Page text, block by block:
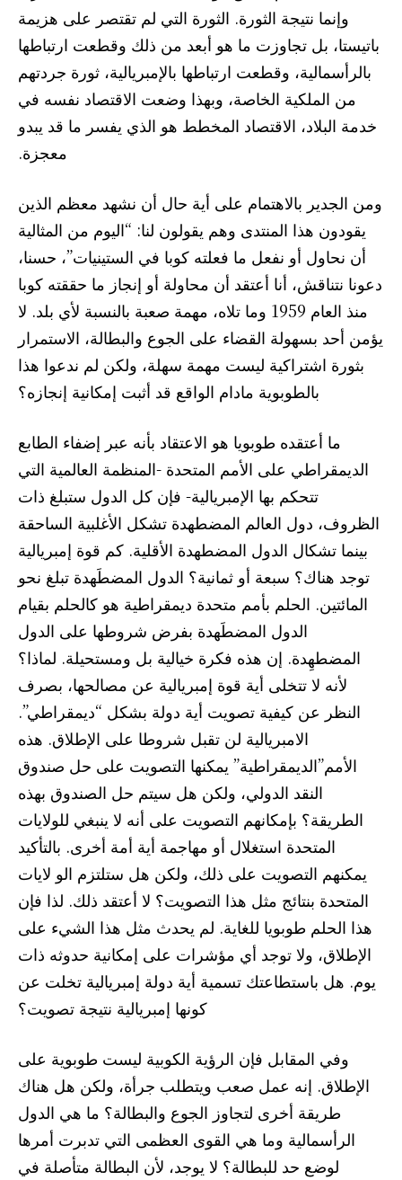
وإنما نتيجة الثورة. الثورة التي لم تقتصر على هزيمة
باتيستا، بل تجاوزت ما هو أبعد من ذلك وقطعت ارتباطها
بالرأسمالية، وقطعت ارتباطها بالإمبريالية، ثورة جردتهم
من الملكية الخاصة، وبهذا وضعت الاقتصاد نفسه في
خدمة البلاد، الاقتصاد المخطط هو الذي يفسر ما قد يبدو
معجزة.
ومن الجدير بالاهتمام على أية حال أن نشهد معظم الذين
يقودون هذا المنتدى وهم يقولون لنا: “اليوم من المثالية
أن نحاول أو نفعل ما فعلته كوبا في الستينيات”، حسنا،
دعونا نتناقش، أنا أعتقد أن محاولة أو إنجاز ما حققته كوبا
منذ العام 1959 وما تلاه، مهمة صعبة بالنسبة لأي بلد. لا
يؤمن أحد بسهولة القضاء على الجوع والبطالة، الاستمرار
بثورة اشتراكية ليست مهمة سهلة، ولكن لم ندعوا هذا
بالطوبوية مادام الواقع قد أثبت إمكانية إنجازه؟
ما أعتقده طوبويا هو الاعتقاد بأنه عبر إضفاء الطابع
الديمقراطي على الأمم المتحدة -المنظمة العالمية التي
تتحكم بها الإمبريالية- فإن كل الدول ستبلغ ذات
الظروف، دول العالم المضطهدة تشكل الأغلبية الساحقة
بينما تشكال الدول المضطهدة الأقلية. كم قوة إمبريالية
توجد هناك؟ سبعة أو ثمانية؟ الدول المضطَهدة تبلغ نحو
المائتين. الحلم بأمم متحدة ديمقراطية هو كالحلم بقيام
الدول المضطَهدة بفرض شروطها على الدول
المضطهِدة. إن هذه فكرة خيالية بل ومستحيلة. لماذا؟
لأنه لا تتخلى أية قوة إمبريالية عن مصالحها، بصرف
النظر عن كيفية تصويت أية دولة بشكل “ديمقراطي”.
الامبريالية لن تقبل شروطا على الإطلاق. هذه
الأمم”الديمقراطية” يمكنها التصويت على حل صندوق
النقد الدولي، ولكن هل سيتم حل الصندوق بهذه
الطريقة؟ بإمكانهم التصويت على أنه لا ينبغي للولايات
المتحدة استغلال أو مهاجمة أية أمة أخرى. بالتأكيد
يمكنهم التصويت على ذلك، ولكن هل ستلتزم الو لايات
المتحدة بنتائج مثل هذا التصويت؟ لا أعتقد ذلك. لذا فإن
هذا الحلم طوبويا للغاية. لم يحدث مثل هذا الشيء على
الإطلاق، ولا توجد أي مؤشرات على إمكانية حدوثه ذات
يوم. هل باستطاعتك تسمية أية دولة إمبريالية تخلت عن
كونها إمبريالية نتيجة تصويت؟
وفي المقابل فإن الرؤية الكوبية ليست طوبوية على
الإطلاق. إنه عمل صعب ويتطلب جرأة، ولكن هل هناك
طريقة أخرى لتجاوز الجوع والبطالة؟ ما هي الدول
الرأسمالية وما هي القوى العظمى التي تدبرت أمرها
لوضع حد للبطالة؟ لا يوجد، لأن البطالة متأصلة في